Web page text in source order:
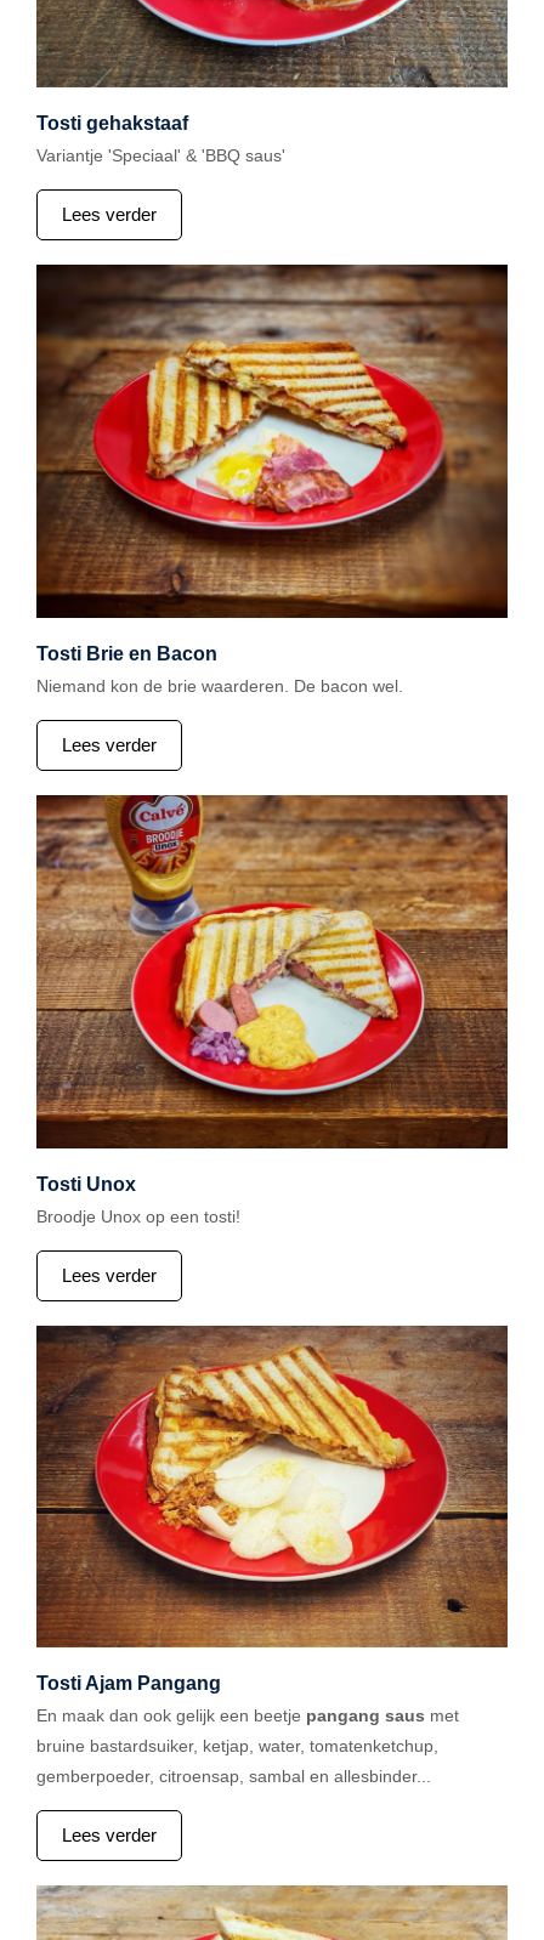
Tosti gehakstaaf
Variantje 'Speciaal' & 'BBQ saus'
Lees verder
Tosti Brie en Bacon
Niemand kon de brie waarderen. De bacon wel.
Lees verder
Tosti Unox
Broodje Unox op een tosti!
Lees verder
Tosti Ajam Pangang
En maak dan ook gelijk een beetje pangang saus met
bruine bastardsuiker, ketjap, water, tomatenketchup,
gemberpoeder, citroensap, sambal en allesbinder...
Lees verder